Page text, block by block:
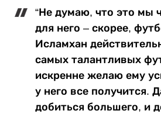
“Не думаю, что это мы
для него – скорее,
Исламхан
самых талантливых
искренне желаю ему
у него все получится.
добиться большего, и